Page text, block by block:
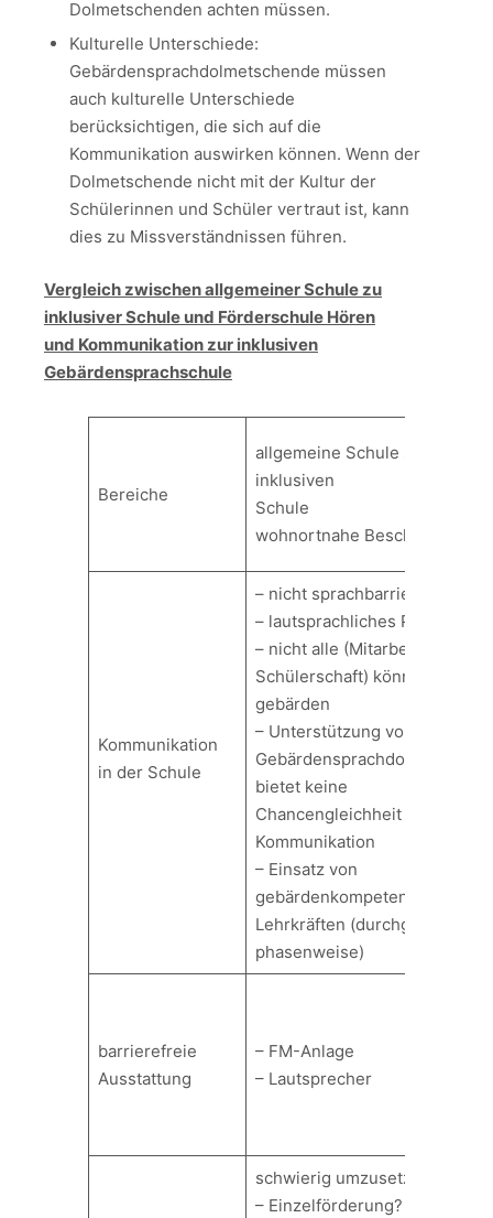
Dolmetschenden achten müssen.
Kulturelle Unterschiede:
Gebärdensprachdolmetschende müssen
auch kulturelle Unterschiede
berücksichtigen, die sich auf die
Kommunikation auswirken können. Wenn der
Dolmetschende nicht mit der Kultur der
Schülerinnen und Schüler vertraut ist, kann
dies zu Missverständnissen führen.
Vergleich zwischen allgemeiner Schule zu
inklusiver Schule und Förderschule Hören
und Kommunikation zur inklusiven
Gebärdensprachschule
Bereiche
allgemeine Schule zur
inklusiven
Schule
wohnortnahe Beschulung
Kommunikation
in der Schule
– nicht sprachbarrierefrei
– lautsprachliches Privileg
– nicht alle (Mitarbeitende und
Schülerschaft) können
gebärden
– Unterstützung von
Gebärdensprachdolmetschern
bietet keine
Chancengleichheit in der
Kommunikation
– Einsatz von
gebärdenkompetenten
Lehrkräften (durchgehend?/
phasenweise)
barrierefreie
Ausstattung
– FM-Anlage
– Lautsprecher
schwierig umzusetzen:
– Einzelförderung?